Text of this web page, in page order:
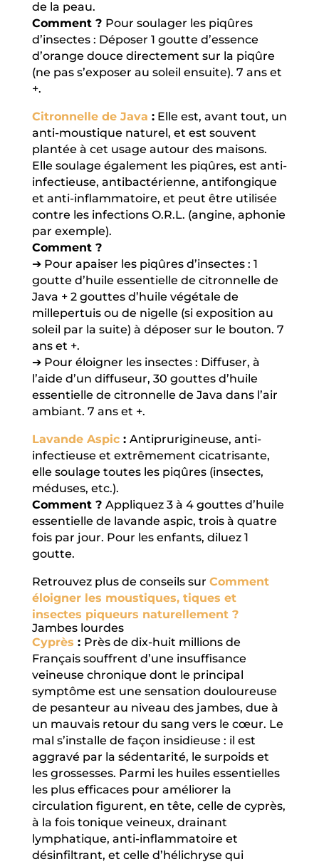
de la peau.
Comment ? Pour soulager les piqûres
d’insectes : Déposer 1 goutte d’essence
d’orange douce directement sur la piqûre
(ne pas s’exposer au soleil ensuite). 7 ans et
+.
Citronnelle de Java :Elle est, avant tout, un
anti-moustique naturel, et est souvent
plantée à cet usage autour des maisons.
Elle soulage également les piqûres, est anti-
infectieuse, antibactérienne, antifongique
et anti-inflammatoire, et peut être utilisée
contre les infections O.R.L. (angine, aphonie
par exemple).
Comment ?
➔ Pour apaiser les piqûres d’insectes : 1
goutte d’huile essentielle de citronnelle de
Java + 2 gouttes d’huile végétale de
millepertuis ou de nigelle (si exposition au
soleil par la suite) à déposer sur le bouton. 7
ans et +.
➔ Pour éloigner les insectes : Diffuser, à
l’aide d’un diffuseur, 30 gouttes d’huile
essentielle de citronnelle de Java dans l’air
ambiant. 7 ans et +.
Lavande Aspic: Antiprurigineuse, anti-
infectieuse et extrêmement cicatrisante,
elle soulage toutes les piqûres (insectes,
méduses, etc.).
Comment ? Appliquez 3 à 4 gouttes d’huile
essentielle de lavande aspic, trois à quatre
fois par jour. Pour les enfants, diluez 1
goutte.
Retrouvez plus de conseils sur Comment
éloigner les moustiques, tiques et
insectes piqueurs naturellement ?
Jambes lourdes
Cyprès : Près de dix-huit millions de
Français souffrent d’une insuffisance
veineuse chronique dont le principal
symptôme est une sensation douloureuse
de pesanteur au niveau des jambes, due à
un mauvais retour du sang vers le cœur. Le
mal s’installe de façon insidieuse : il est
aggravé par la sédentarité, le surpoids et
les grossesses. Parmi les huiles essentielles
les plus efficaces pour améliorer la
circulation figurent, en tête, celle de cyprès,
à la fois tonique veineux, drainant
lymphatique, anti-inflammatoire et
désinfiltrant, et celle d’hélichryse qui